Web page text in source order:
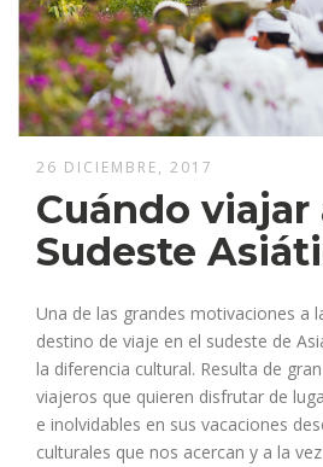
26 DICIEMBRE, 2017
Cuándo viajar
Sudeste
Una de las grandes motivaciones a
destino de viaje en el sudeste de
la diferencia cultural. Resulta de
viajeros que quieren disfrutar de
e inolvidables en sus vacaciones
culturales que nos acercan y a la